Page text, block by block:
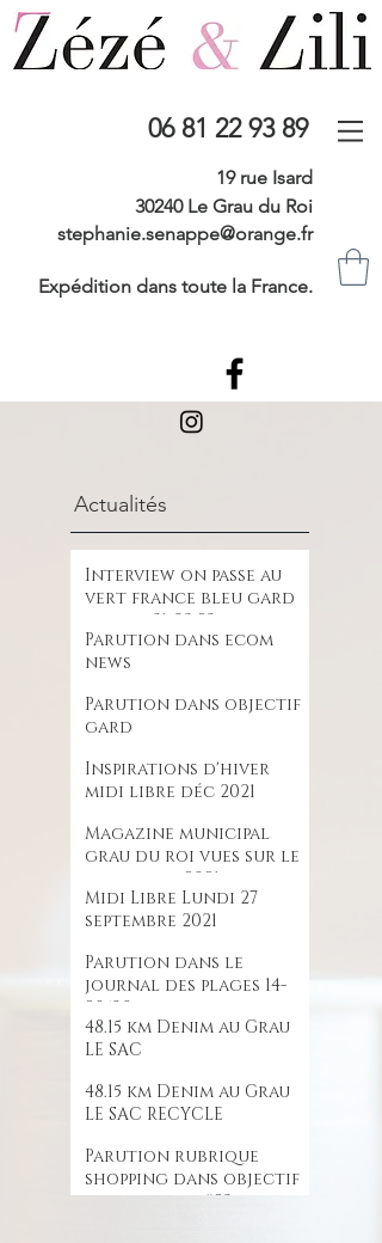
06 81 22 93 89
19 rue Isard
30240 Le Grau du Roi
stephanie.senappe@orange.fr
Expédition dans toute la France.
Actualités
Interview on passe au
vert france bleu gard
lozere 31-03-23
Parution dans ecom
news
Parution dans objectif
gard
Inspirations d'hiver
midi libre déc 2021
Magazine municipal
grau du roi vues sur le
large oct 2021
Midi Libre Lundi 27
septembre 2021
Parution dans le
journal des plages 14-
28/08
48.15 km Denim au Grau
LE SAC
48.15 km Denim au Grau
LE SAC RECYCLE
Parution rubrique
shopping dans objectif
gard le mag #23